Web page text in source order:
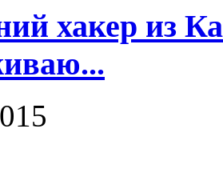
хакер из